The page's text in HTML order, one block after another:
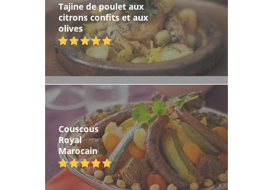
Tajine de poulet aux
citrons confits et aux
olives
Couscous
Royal
Marocain